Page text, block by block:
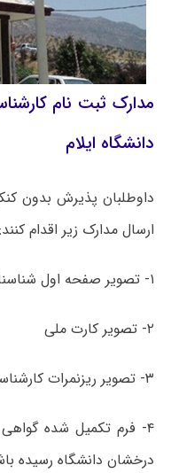
دانشگاه ایلام
داوطلبان پذیرش بدون
ارسال مدارک زیر اقدام کنند:
۱- تصویر صفحه اول شناسنامه
۲- تصویر کارت ملی
۳- تصویر ریزنمرات کارشناسی
۴- فرم تکمیل شده گواهی
درخشان دانشگاه رسیده